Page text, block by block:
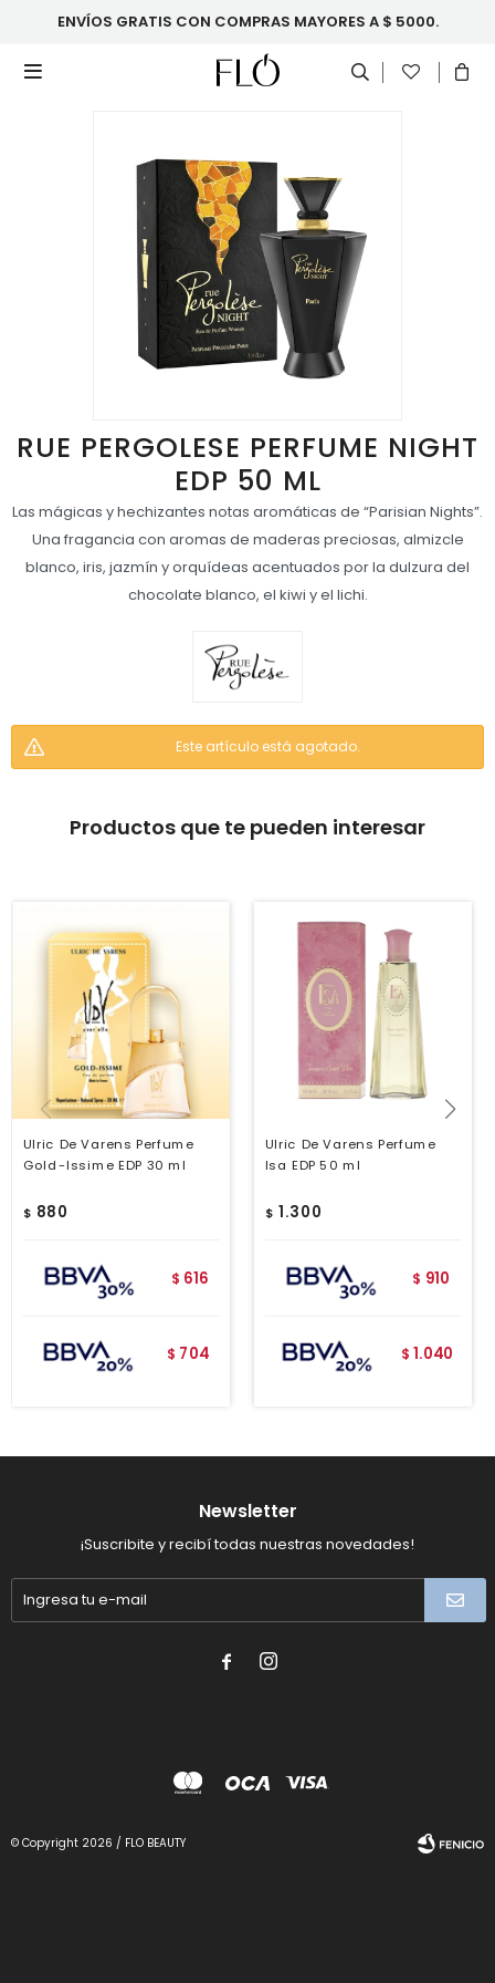
ENVÍOS GRATIS CON COMPRAS MAYORES A $ 5000.

RUE PERGOLESE PERFUME NIGHT
EDP 50 ML
Las mágicas y hechizantes notas aromáticas de “Parisian Nights”.
Una fragancia con aromas de maderas preciosas, almizcle
blanco, iris, jazmín y orquídeas acentuados por la dulzura del
chocolate blanco, el kiwi y el lichi.
Este artículo está agotado.
Productos que te pueden interesar
Ulric De Varens Perfume
Gold-Issime EDP 30 ml
$ 880
$ 616
$ 704
Ulric De Varens Perfume
Isa EDP 50 ml
$ 1.300
$ 910
$ 1.040
Newsletter
¡Suscribite y recibí todas nuestras novedades!
 
© Copyright 2026 / FLO BEAUTY